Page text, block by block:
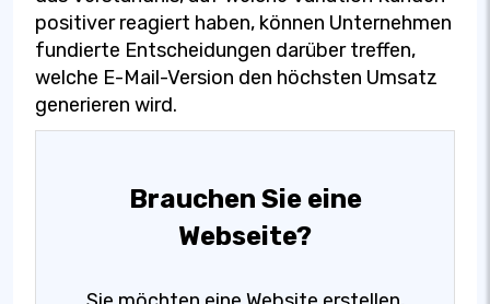
positiver reagiert haben, können Unternehmen
fundierte Entscheidungen darüber treffen,
welche E-Mail-Version den höchsten Umsatz
generieren wird.
Brauchen Sie eine
Webseite?